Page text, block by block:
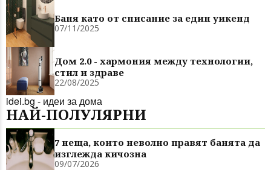
Баня като от списание за един уикенд
07/11/2025
Дом 2.0 - хармония между технологии,
стил и здраве
22/08/2025
idei.bg - идеи за дома
НАЙ-ПОЛУЛЯРНИ
7 неща, които неволно правят банята да
изглежда кичозна
09/07/2026